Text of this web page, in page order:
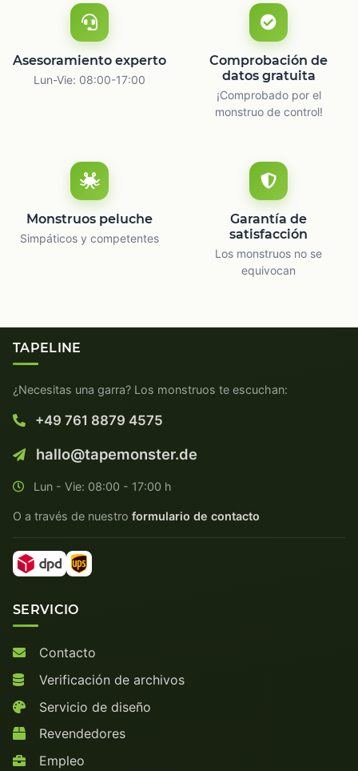
Asesoramiento experto
Lun-Vie: 08:00-17:00
Comprobación de
datos gratuita
¡Comprobado por el
monstruo de control!
Monstruos peluche
Simpáticos y competentes
Garantía de
satisfacción
Los monstruos no se
equivocan
TAPELINE
¿Necesitas una garra? Los monstruos te escuchan:
+49 761 8879 4575
hallo@tapemonster.de
Lun - Vie: 08:00 - 17:00 h
O a través de nuestro formulario de contacto
SERVICIO
Contacto
Verificación de archivos
Servicio de diseño
Revendedores
Empleo